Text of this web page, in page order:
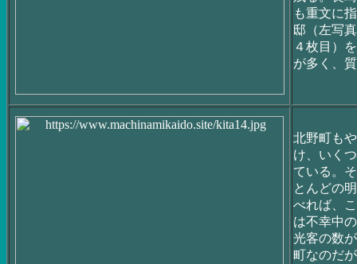
も重文に
邸（左写
４枚目）
が多く、
北野町も
け、いく
ている。
とんどの
べれば、
は不幸中
光客の数
町なのだ